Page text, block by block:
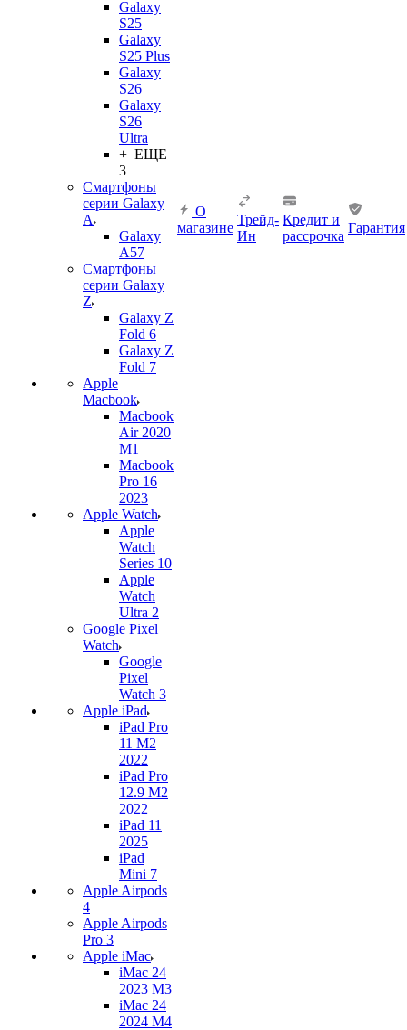
Galaxy
S25
Galaxy
S25 Plus
Galaxy
S26
Galaxy
S26
Ultra
+ ЕЩЕ
3
Смартфоны
серии Galaxy
A
Galaxy
A57
Смартфоны
серии Galaxy
Z
Galaxy Z
Fold 6
Galaxy Z
Fold 7
Apple
Macbook
Macbook
Air 2020
M1
Macbook
Pro 16
2023
Apple Watch
Apple
Watch
Series 10
Apple
Watch
Ultra 2
Google Pixel
Watch
Google
Pixel
Watch 3
Apple iPad
iPad Pro
11 M2
2022
iPad Pro
12.9 M2
2022
iPad 11
2025
iPad
Mini 7
Apple Airpods
4
Apple Airpods
Pro 3
Apple iMac
iMac 24
2023 M3
iMac 24
2024 M4
О
магазине
Трейд-
Ин
Кредит и
рассрочка
Гарантия